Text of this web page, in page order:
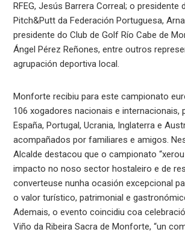
RFEG, Jesús Barrera Correal; o presidente
Pitch&Putt da Federación Portuguesa,
presidente do Club de Golf Río Cabe de
Ángel Pérez Reñones, entre outros
agrupación deportiva local.
Monforte recibiu para este campionato
106 xogadores nacionais e internacionais,
España, Portugal, Ucrania, Inglaterra e
acompañados por familiares e amigos.
Alcalde destacou que o campionato
impacto no noso sector hostaleiro e de
converteuse nunha ocasión excepcional
o valor turístico, patrimonial e
Ademais, o evento coincidiu coa
Viño da Ribeira Sacra de Monforte, “un